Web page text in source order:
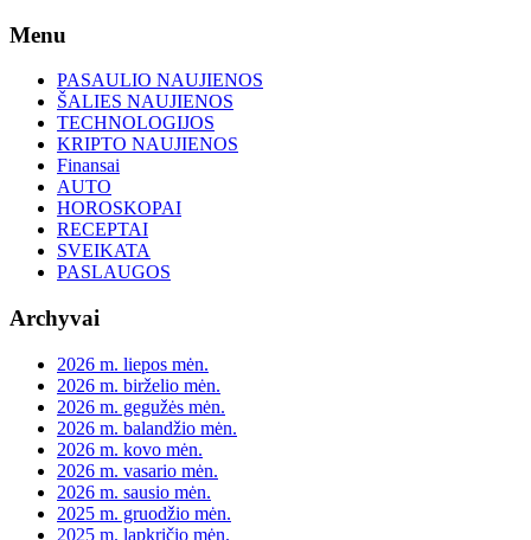
Skip
content
Menu
PASAULIO NAUJIENOS
ŠALIES NAUJIENOS
TECHNOLOGIJOS
KRIPTO NAUJIENOS
Finansai
AUTO
HOROSKOPAI
RECEPTAI
SVEIKATA
PASLAUGOS
Archyvai
2026 m. liepos mėn.
2026 m. birželio mėn.
2026 m. gegužės mėn.
2026 m. balandžio mėn.
2026 m. kovo mėn.
2026 m. vasario mėn.
2026 m. sausio mėn.
2025 m. gruodžio mėn.
2025 m. lapkričio mėn.